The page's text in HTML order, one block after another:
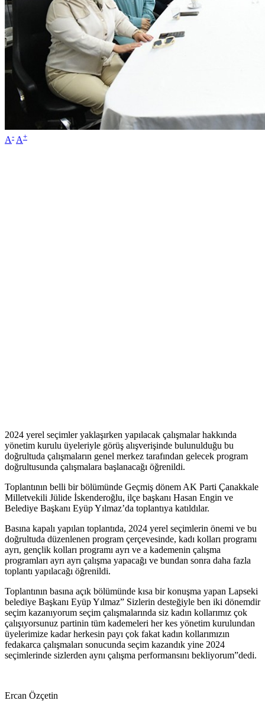
A- A+
2024 yerel seçimler yaklaşırken yapılacak çalışmalar hakkında
yönetim kurulu üyeleriyle görüş alışverişinde bulunulduğu bu
doğrultuda çalışmaların genel merkez tarafından gelecek program
doğrultusunda çalışmalara başlanacağı öğrenildi.
Toplantının belli bir bölümünde Geçmiş dönem AK Parti Çanakkale
Milletvekili Jülide İskenderoğlu, ilçe başkanı Hasan Engin ve
Belediye Başkanı Eyüp Yılmaz’da toplantıya katıldılar.
Basına kapalı yapılan toplantıda, 2024 yerel seçimlerin önemi ve bu
doğrultuda düzenlenen program çerçevesinde, kadı kolları programı
ayrı, gençlik kolları programı ayrı ve a kademenin çalışma
programları ayrı ayrı çalışma yapacağı ve bundan sonra daha fazla
toplantı yapılacağı öğrenildi.
Toplantının basına açık bölümünde kısa bir konuşma yapan Lapseki
belediye Başkanı Eyüp Yılmaz” Sizlerin desteğiyle ben iki dönemdir
seçim kazanıyorum seçim çalışmalarında siz kadın kollarımız çok
çalışıyorsunuz partinin tüm kademeleri her kes yönetim kurulundan
üyelerimize kadar herkesin payı çok fakat kadın kollarımızın
fedakarca çalışmaları sonucunda seçim kazandık yine 2024
seçimlerinde sizlerden aynı çalışma performansını bekliyorum”dedi.
Ercan Özçetin